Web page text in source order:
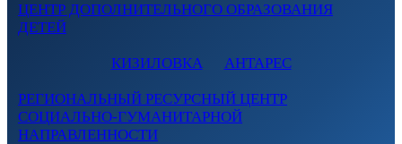
ЦЕНТР ДОПОЛНИТЕЛЬНОГО ОБРАЗОВАНИЯ
ДЕТЕЙ
КИЗИЛОВКА АНТАРЕС
РЕГИОНАЛЬНЫЙ РЕСУРСНЫЙ ЦЕНТР
СОЦИАЛЬНО-ГУМАНИТАРНОЙ
НАПРАВЛЕННОСТИ